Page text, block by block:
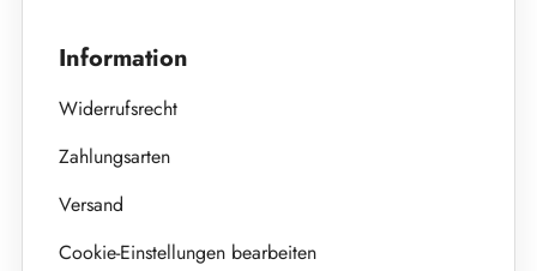
Information
Widerrufsrecht
Zahlungsarten
Versand
Cookie-Einstellungen bearbeiten